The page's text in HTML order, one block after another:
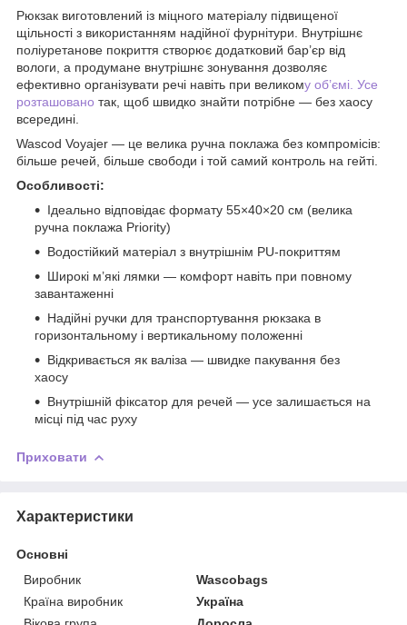
Рюкзак виготовлений із міцного матеріалу підвищеної
щільності з використанням надійної фурнітури. Внутрішнє
поліуретанове покриття створює додатковий бар’єр від
вологи, а продумане внутрішнє зонування дозволяє
ефективно організувати речі навіть при великому об’ємі. Усе
розташовано так, щоб швидко знайти потрібне — без хаосу
всередині.
Wascod Voyajer — це велика ручна поклажа без компромісів:
більше речей, більше свободи і той самий контроль на гейті.
Особливості:
Ідеально відповідає формату 55×40×20 см (велика
ручна поклажа Priority)
Водостійкий матеріал з внутрішнім PU-покриттям
Широкі м’які лямки — комфорт навіть при повному
завантаженні
Надійні ручки для транспортування рюкзака в
горизонтальному і вертикальному положенні
Відкривається як валіза — швидке пакування без
хаосу
Внутрішній фіксатор для речей — усе залишається на
місці під час руху
Приховати
Характеристики
Основні
Виробник
Wascobags
Країна виробник
Україна